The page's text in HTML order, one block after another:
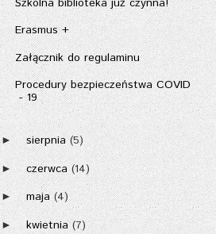
Erasmus +
Załącznik do regulaminu
Procedury bezpieczeństwa COVID
- 19
► sierpnia (5)
► czerwca (14)
► maja (4)
► kwietnia (7)